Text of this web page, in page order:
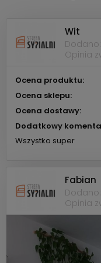
Wit
Opinia
Ocena produktu:
Ocena sklepu:
Ocena dostawy:
Dodatkowy
Wszystko super
Fabian
Opinia